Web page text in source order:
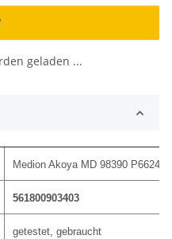
geladen ...
Medion Akoya MD 98390 P6624
561800903403
getestet, gebraucht